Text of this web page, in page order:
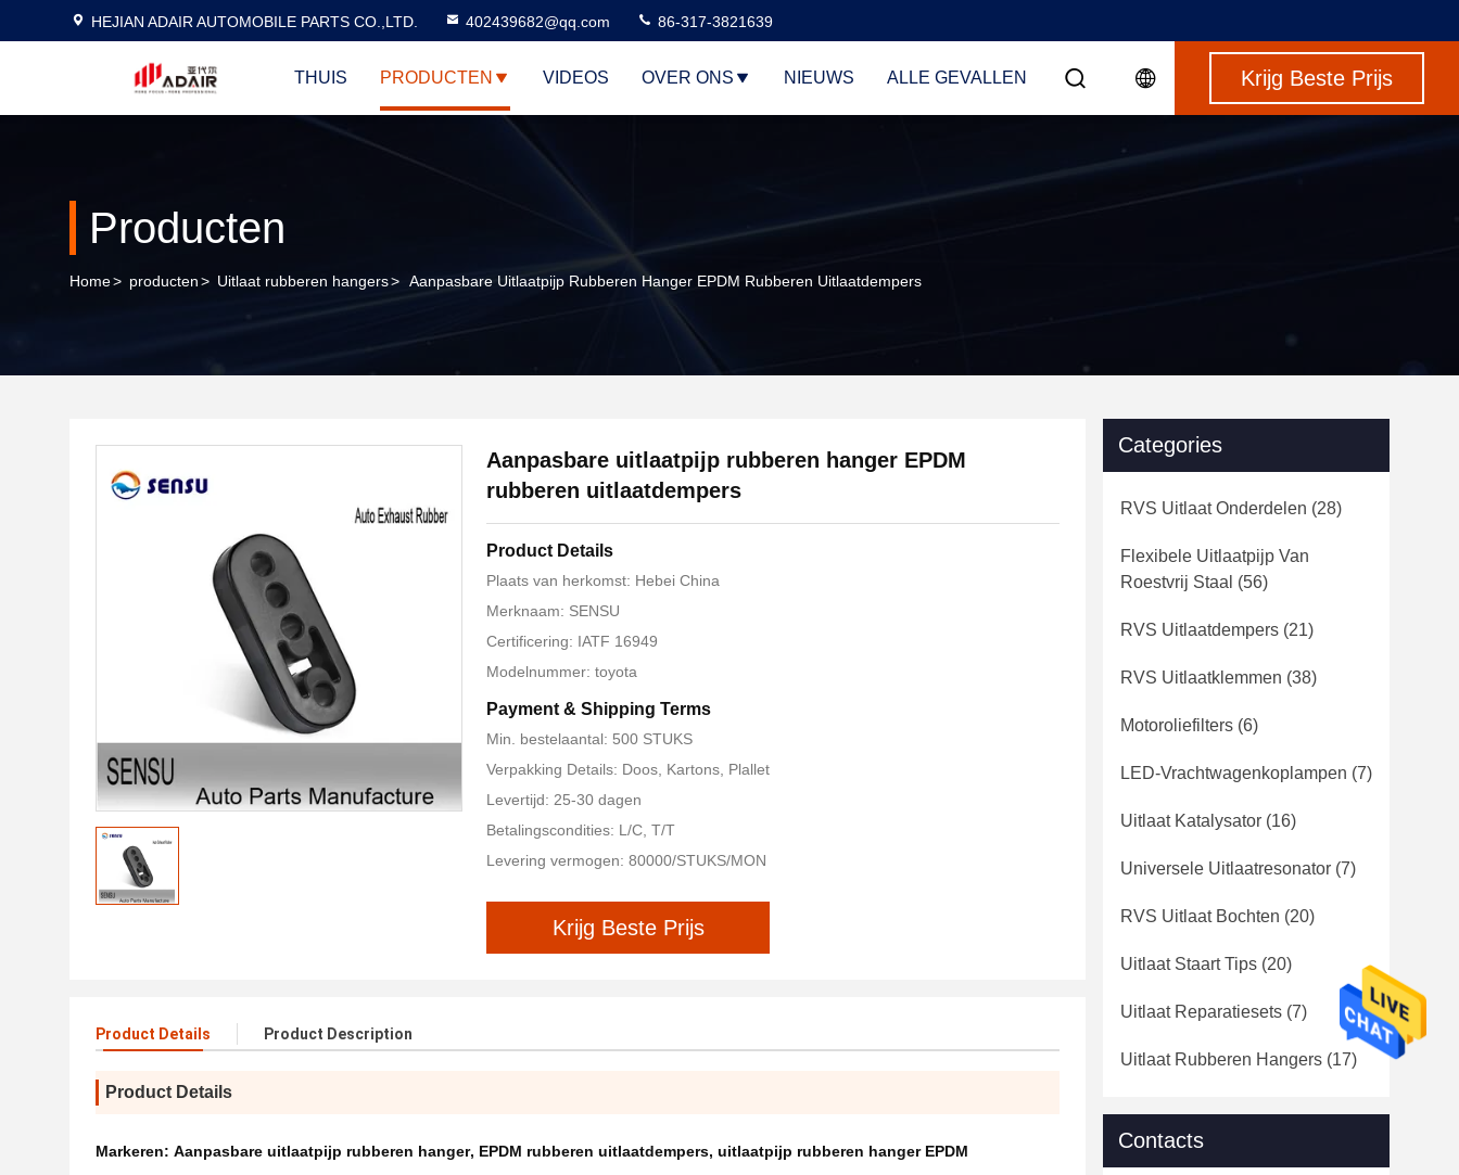
HEJIAN ADAIR AUTOMOBILE PARTS CO.,LTD. 402439682@qq.com 86-317-3821639
THUIS PRODUCTEN VIDEOS OVER ONS NIEUWS ALLE GEVALLEN Krijg Beste Prijs
Producten
Home> producten> Uitlaat rubberen hangers> Aanpasbare Uitlaatpijp Rubberen Hanger EPDM Rubberen Uitlaatdempers
Aanpasbare uitlaatpijp rubberen hanger EPDM
rubberen uitlaatdempers
Product Details
Plaats van herkomst: Hebei China
Merknaam: SENSU
Certificering: IATF 16949
Modelnummer: toyota
Payment & Shipping Terms
Min. bestelaantal: 500 STUKS
Verpakking Details: Doos, Kartons, Plallet
Levertijd: 25-30 dagen
Betalingscondities: L/C, T/T
Levering vermogen: 80000/STUKS/MON
Krijg Beste Prijs
Product Details Product Description
Product Details
Markeren: Aanpasbare uitlaatpijp rubberen hanger, EPDM rubberen uitlaatdempers, uitlaatpijp rubberen hanger EPDM
Categories
RVS Uitlaat Onderdelen (28)
Flexibele Uitlaatpijp Van
Roestvrij Staal (56)
RVS Uitlaatdempers (21)
RVS Uitlaatklemmen (38)
Motoroliefilters (6)
LED-Vrachtwagenkoplampen (7)
Uitlaat Katalysator (16)
Universele Uitlaatresonator (7)
RVS Uitlaat Bochten (20)
Uitlaat Staart Tips (20)
Uitlaat Reparatiesets (7)
Uitlaat Rubberen Hangers (17)
Contacts